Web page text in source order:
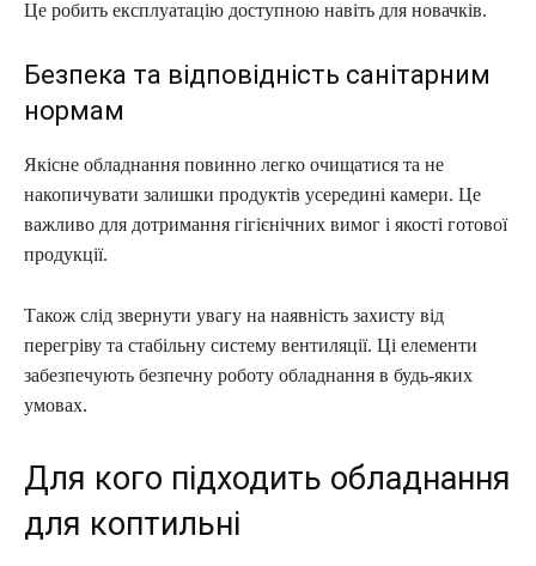
Це робить експлуатацію доступною навіть для новачків.
Безпека та відповідність санітарним
нормам
Якісне обладнання повинно легко очищатися та не
накопичувати залишки продуктів усередині камери. Це
важливо для дотримання гігієнічних вимог і якості готової
продукції.
Також слід звернути увагу на наявність захисту від
перегріву та стабільну систему вентиляції. Ці елементи
забезпечують безпечну роботу обладнання в будь-яких
умовах.
Для кого підходить обладнання
для коптильні